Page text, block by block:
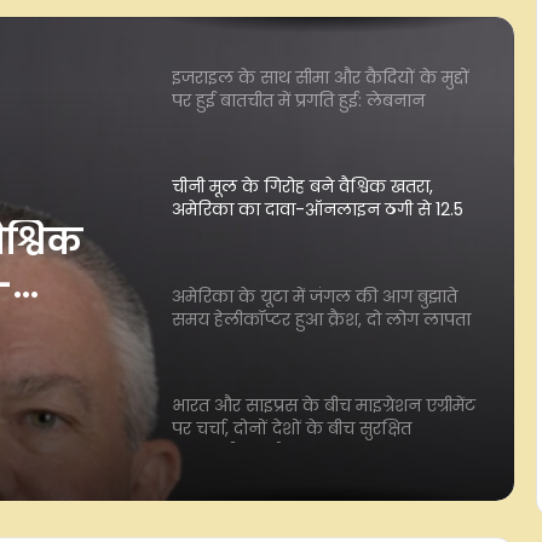
की
पर हुई बातचीत में प्रगति हुई: लेबनान
चीनी मूल के गिरोह बने वैश्विक खतरा,
अमेरिका के यूटा में जंगल की आग बुझाते
भारत और साइप्रस के बीच माइग्रेशन एग्रीमेंट
स्पेन से आने वालों पर इटली की अस्थायी